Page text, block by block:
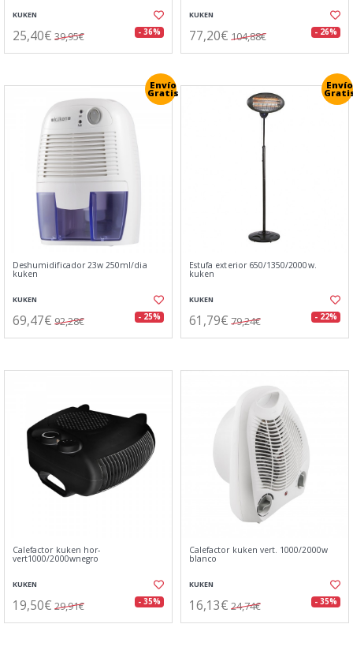
KUKEN
25,40€ 39,95€ - 36%
KUKEN
77,20€ 104,88€ - 26%
Envío
Gratis
Deshumidificador 23w 250ml/dia
kuken
KUKEN
69,47€ 92,28€ - 25%
Envío
Estufa exterior 650/1350/2000w.
kuken
KUKEN
61,79€ 79,24€ - 22%
Calefactor kuken hor-
vert1000/2000wnegro
KUKEN
19,50€ 29,91€ - 35%
Calefactor kuken vert. 1000/2000w
blanco
KUKEN
16,13€ 24,74€ - 35%